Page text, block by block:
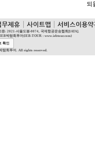
되
: 2021-서울도봉-0074, 국제항공운송협회[IATA].
박람회투어(IEB-TOUR : www.iebtour.com)
확인
람회투어. All rights reserved.